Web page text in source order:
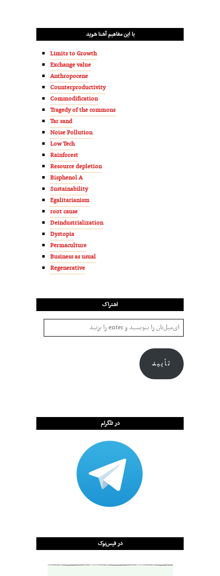
با این مفاهیم آشنا شوید
Limits to Growth
Exchange value
Anthropocene
Counterproductivity
Commodification
Tragedy of the commons
Tar sand
Noise Pollution
Low Tech
Rainforest
Resource depletion
Bisphenol A
Sustainability
Egalitarianism
root cause
Deindustrialization
Dystopia
Permaculture
Business as usual
Regenerative
اشتراک
تأیید
در تلگرام
در فیس‌بوک